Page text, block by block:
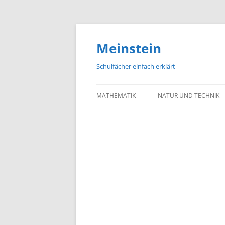
Meinstein
Schulfächer einfach erklärt
MATHEMATIK NATUR UND TECHNIK